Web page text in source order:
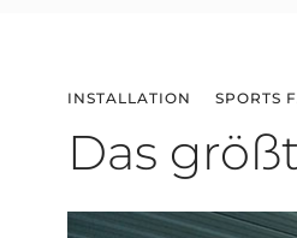
INSTALLATION SPORTS
Das